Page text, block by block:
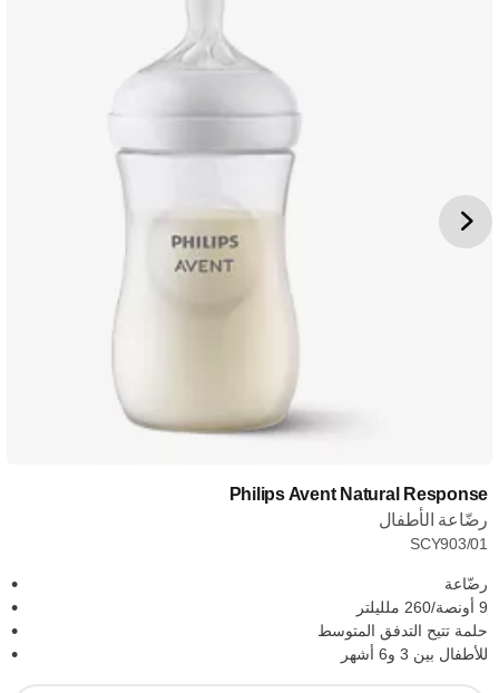
Philips Avent Natural Response
رضّاعة الأطفال
SCY903/01
رضّاعة
9 أونصة/260 ملليلتر
حلمة تتيح التدفق المتوسط
للأطفال بين 3 و6 أشهر